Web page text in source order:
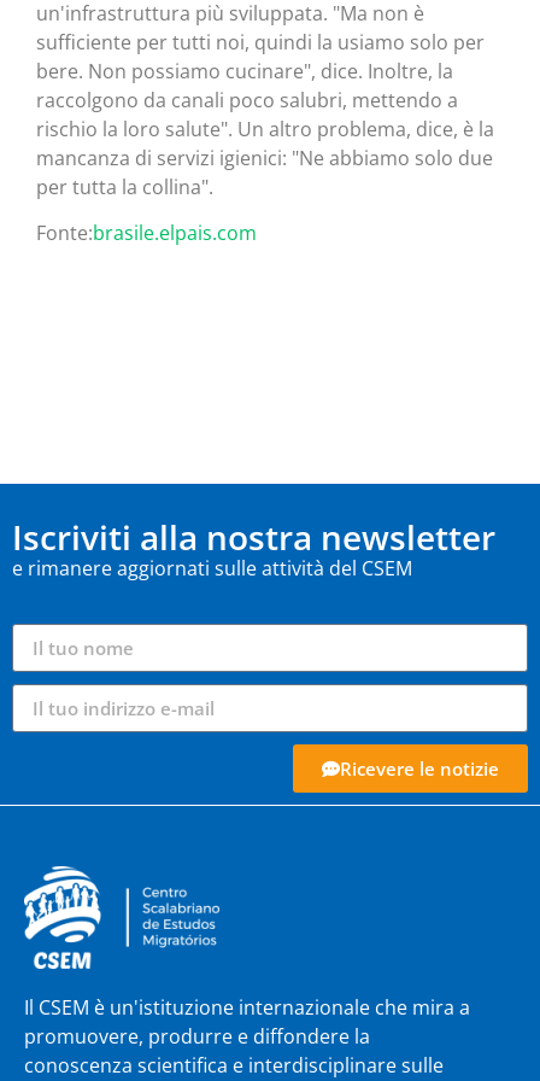
un'infrastruttura più sviluppata. "Ma non è
sufficiente per tutti noi, quindi la usiamo solo per
bere. Non possiamo cucinare", dice. Inoltre, la
raccolgono da canali poco salubri, mettendo a
rischio la loro salute". Un altro problema, dice, è la
mancanza di servizi igienici: "Ne abbiamo solo due
per tutta la collina".
Fonte:brasile.elpais.com
Iscriviti alla nostra newsletter
e rimanere aggiornati sulle attività del CSEM
Ricevere le notizie
Il CSEM è un'istituzione internazionale che mira a
promuovere, produrre e diffondere la
conoscenza scientifica e interdisciplinare sulle